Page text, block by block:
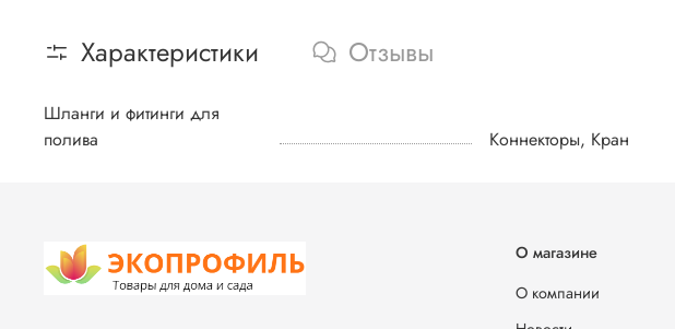
Характеристики Отзывы
Шланги и фитинги для
полива
Коннекторы, Кран
О магазине
О компании